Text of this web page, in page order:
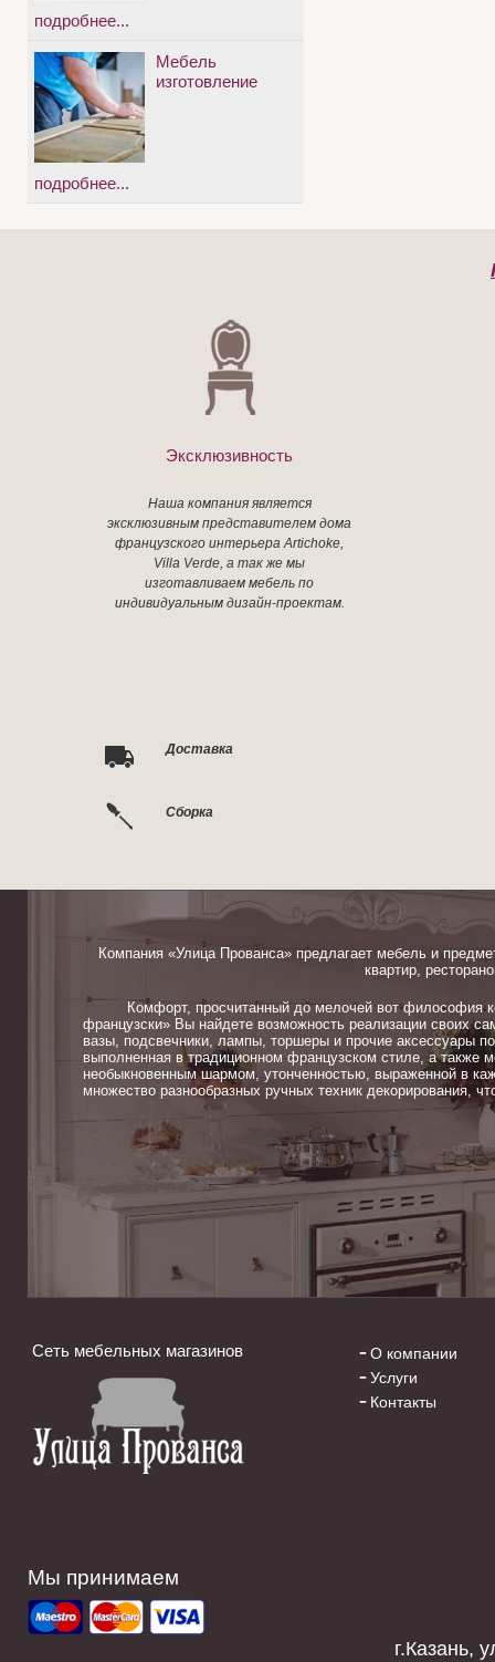
подробнее...
Мебель
изготовление
подробнее...
Эксклюзивность
Наша компания является
эксклюзивным представителем дома
французского интерьера Artichoke,
Villa Verde, а так же мы
изготавливаем мебель по
индивидуальным дизайн-проектам.
Доставка
Сборка
Компания «Улица Прованса» предлагает мебель и
квартир,
Комфорт, просчитанный до мелочей вот философия
французски» Вы найдете возможность реализации своих
вазы, подсвечники, лампы, торшеры и прочие аксессуары
выполненная в традиционном французском стиле, а также
необыкновенным шармом, утонченностью, выраженной в
множество разнообразных ручных техник декорирования,
Сеть мебельных магазинов
О компании
Услуги
Контакты
Мы принимаем
г.Казань,